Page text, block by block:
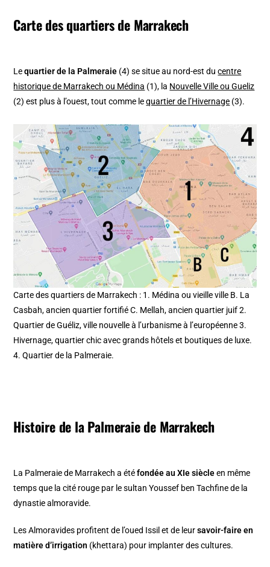
Carte des quartiers de Marrakech
Lequartier de la Palmeraie (4) se situe au nord-est ducentre
historique de Marrakech ou Médina (1), la Nouvelle Ville ou Gueliz
(2) est plus à l’ouest, tout comme lequartier de l’Hivernage (3).
Carte des quartiers de Marrakech : 1. Médina ou vieille ville B. La
Casbah, ancien quartier fortifié C. Mellah, ancien quartier juif 2.
Quartier de Guéliz, ville nouvelle à l’urbanisme à l’européenne 3.
Hivernage, quartier chic avec grands hôtels et boutiques de luxe.
4. Quartier de la Palmeraie.
Histoire de la Palmeraie de Marrakech
La Palmeraie de Marrakech a étéfondée au XIe siècleen même
temps que la cité rouge par le sultan Youssef ben Tachfine de la
dynastie almoravide.
Les Almoravides profitent de l’oued Issil et de leursavoir-faire en
matière d’irrigation (khettara) pour implanter des cultures.